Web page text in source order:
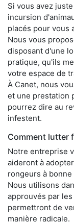
Si vous avez
incursion
placés pour vous
Nous vous
disposant d'une
pratique, qu'ils
votre espace de
À Canet, nous
et une prestation
pourrez dire au
infestent.
Comment lutter
Notre entreprise
aideront à
rongeurs à
Nous utilisons
approuvés par
permettront de
manière radicale.